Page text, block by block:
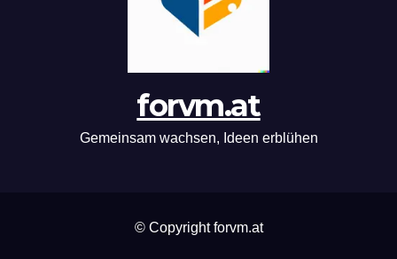
forvm.at
Gemeinsam wachsen, Ideen erblühen
© Copyright forvm.at